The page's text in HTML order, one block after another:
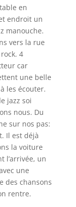
en
endroit un
manouche.
vers la rue
4
car
une belle
les écouter.
jazz soi
nous. Du
sur nos pas:
Il est déjà
la voiture
l’arrivée, un
une
des chansons
rentre.